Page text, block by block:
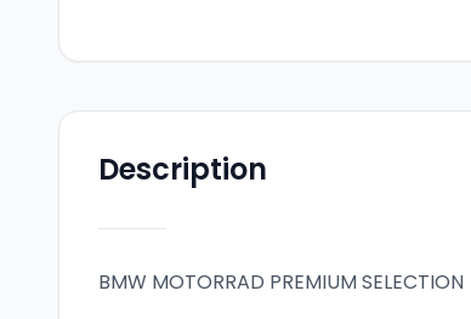
Description
BMW MOTORRAD PREMIUM SELECTION